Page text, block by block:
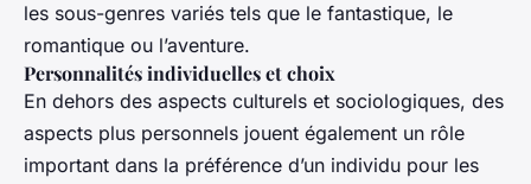
les sous-genres variés tels que le fantastique, le
romantique ou l’aventure.
Personnalités individuelles et choix
En dehors des aspects culturels et sociologiques, des
aspects plus personnels jouent également un rôle
important dans la préférence d’un individu pour les